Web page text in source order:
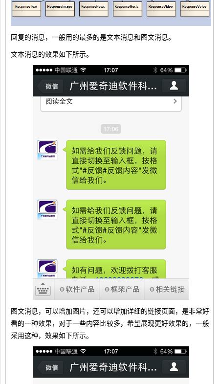
回复的消息，一般用的最多的是文本消息和图文消息。
文本消息的效果如下所示。
图文消息，可以增加图片，还可以增加详细的链接页面，是非常好
看的一种效果，对于一些内容比较多，希望展现更好效果的，一般
采用这种，效果如下所示。